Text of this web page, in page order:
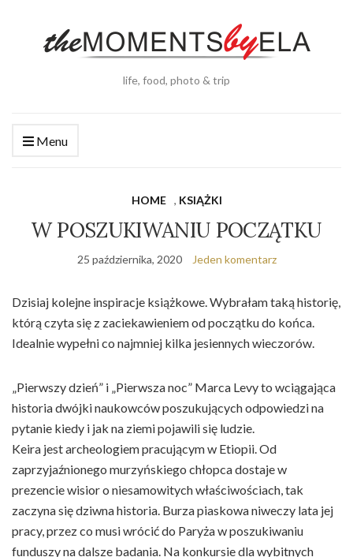
life, food, photo & trip
Menu
HOME , KSIĄŻKI
W POSZUKIWANIU POCZĄTKU
25 października, 2020 Jeden komentarz
Dzisiaj kolejne inspiracje książkowe. Wybrałam taką historię,
którą czyta się z zaciekawieniem od początku do końca.
Idealnie wypełni co najmniej kilka jesiennych wieczorów.
„Pierwszy dzień” i „Pierwsza noc” Marca Levy to wciągająca
historia dwójki naukowców poszukujących odpowiedzi na
pytanie kiedy i jak na ziemi pojawili się ludzie.
Keira jest archeologiem pracującym w Etiopii. Od
zaprzyjaźnionego murzyńskiego chłopca dostaje w
prezencie wisior o niesamowitych właściwościach, tak
zaczyna się dziwna historia. Burza piaskowa niweczy lata jej
pracy, przez co musi wrócić do Paryża w poszukiwaniu
funduszy na dalsze badania. Na konkursie dla wybitnych